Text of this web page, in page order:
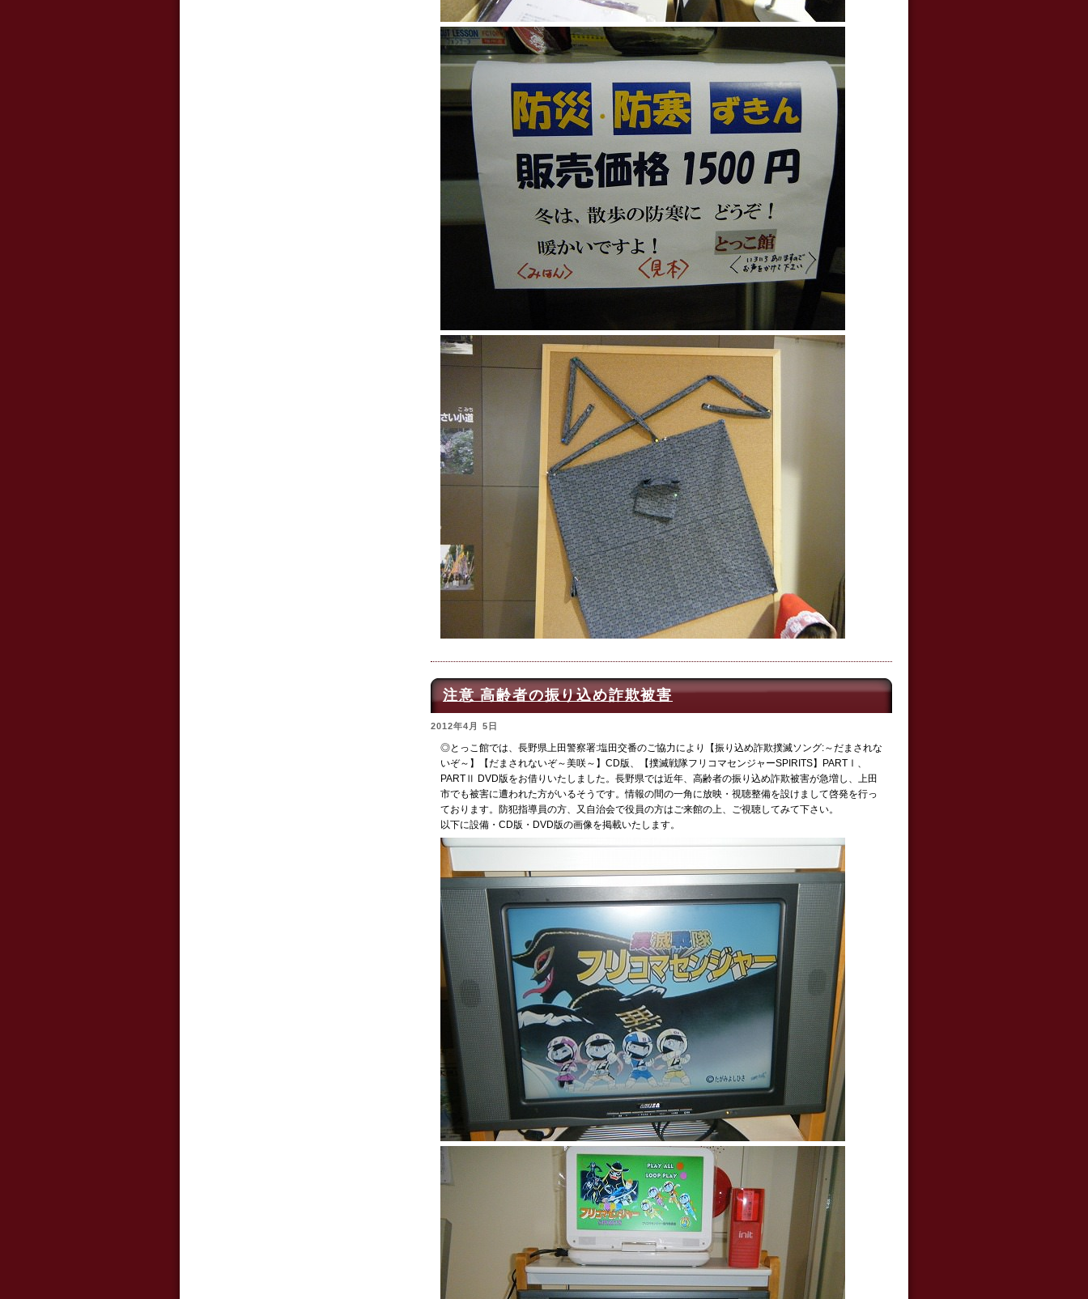
注意 高齢者の振り込め詐欺被害
2012年4月 5日
◎とっこ館では、長野県上田警察署:塩田交番のご協力により【振り込め詐欺撲滅ソング:～だまされな
いぞ～】【だまされないぞ～美咲～】CD版、【撲滅戦隊フリコマセンジャーSPIRITS】PARTⅠ、
PARTⅡ DVD版をお借りいたしました。長野県では近年、高齢者の振り込め詐欺被害が急増し、上田
市でも被害に遭われた方がいるそうです。情報の間の一角に放映・視聴整備を設けまして啓発を行っ
ております。防犯指導員の方、又自治会で役員の方はご来館の上、ご視聴してみて下さい。
以下に設備・CD版・DVD版の画像を掲載いたします。